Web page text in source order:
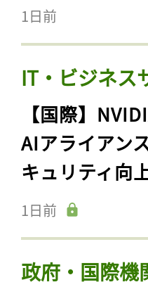
1日前
IT・ビジネス
【国際】
AIアライアン
キュリティ向
1日前
政府・国際機